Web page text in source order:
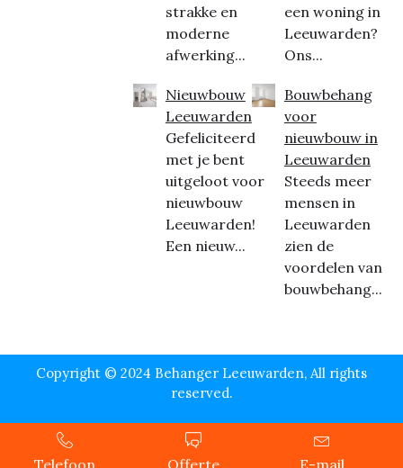
strakke en
moderne
afwerking...
Nieuwbouw
Leeuwarden
Gefeliciteerd
met je bent
uitgeloot voor
nieuwbouw
Leeuwarden!
Een nieuw...
een woning in
Leeuwarden?
Ons...
Bouwbehang
voor
nieuwbouw in
Leeuwarden
Steeds meer
mensen in
Leeuwarden
zien de
voordelen van
bouwbehang...
Copyright © 2024 Behanger Leeuwarden, All rights
reserved.
Telefoon Offerte E-mail